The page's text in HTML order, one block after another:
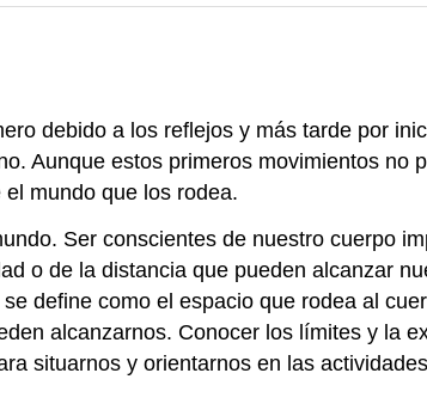
debido a los reflejos y más tarde por
Aunque estos primeros movimientos no
mundo que los rodea.
Ser conscientes de nuestro cuerpo
o de la distancia que pueden alcanzar
define como el espacio que rodea al
alcanzarnos. Conocer los límites y la
situarnos y orientarnos en las